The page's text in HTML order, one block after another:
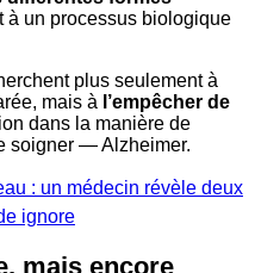
à un processus biologique
plus seulement à
mais à l’empêcher de
dans la manière de
soigner — Alzheimer.
: un médecin révèle deux
ignore
mais encore